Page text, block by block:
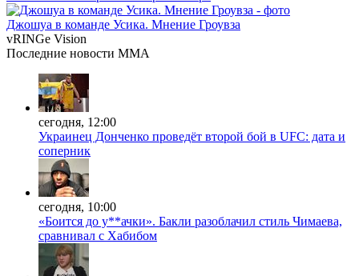
Джошуа в команде Усика. Мнение Гроувза
vRINGe Vision
Последние новости MMA
сегодня, 12:00
Украинец Донченко проведёт второй бой в UFC: дата и
соперник
сегодня, 10:00
«Боится до у**ачки». Бакли разоблачил стиль Чимаева,
сравнивал с Хабибом